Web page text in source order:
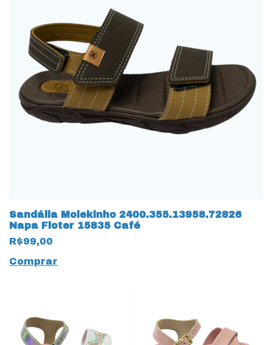
Sandália Molekinho 2400.355.13958.72826
Napa Floter 15835 Café
R$99,00
Comprar